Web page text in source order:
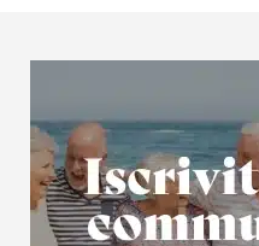
pubblicità e social media, i
raccolto dal tuo utilizzo dei